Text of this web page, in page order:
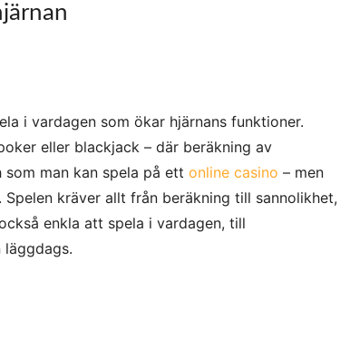
i vardagen som ökar hjärnans funktioner.
eller blackjack – där beräkning av
man kan spela på ett online casino – men
kräver allt från beräkning till sannolikhet,
enkla att spela i vardagen, till